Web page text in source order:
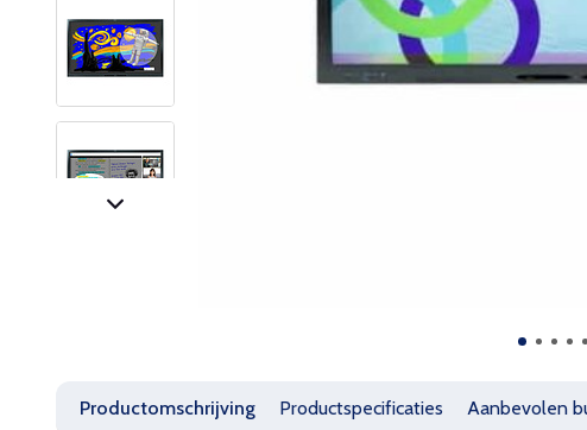
Productomschrijving Productspecificaties Aanbevolen